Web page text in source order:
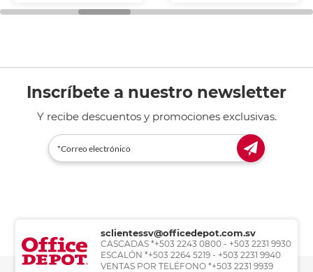
Inscríbete a nuestro newsletter
Y recibe descuentos y promociones exclusivas.
sclientessv@officedepot.com.sv
CASCADAS *+503 2243 0800 - +503 2231 9930
ESCALÓN *+503 2264 5219 - +503 2231 9940
VENTAS POR TELÉFONO *+503 2231 9939